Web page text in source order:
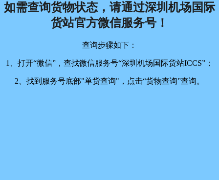
如需查询货物状态，请通过深圳机场国际
货站官方微信服务号！
查询步骤如下：
1、打开“微信”，查找微信服务号“深圳机场国际货站ICCS”；
2、找到服务号底部"单货查询"，点击“货物查询”查询。